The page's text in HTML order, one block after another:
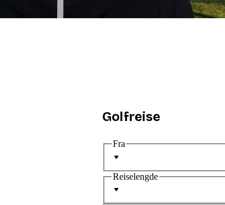
Golfreise
Fra
Reiselengde